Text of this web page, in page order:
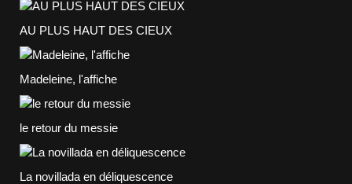
AU PLUS HAUT DES CIEUX
Madeleine, l'affiche
le retour du messie
La novillada en déliquescence